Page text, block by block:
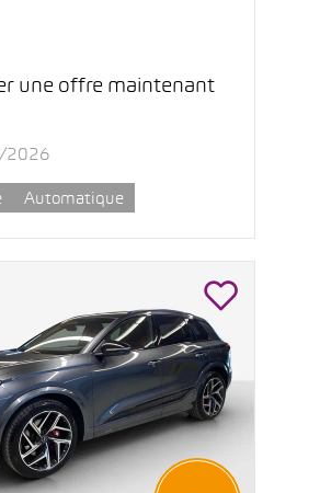
une offre maintenant
2026
Automatique